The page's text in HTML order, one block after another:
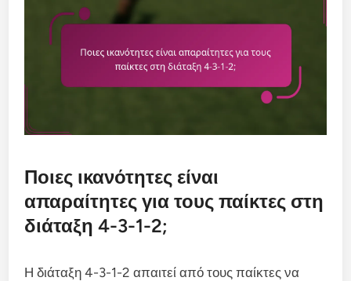
Ποιες ικανότητες είναι
απαραίτητες για τους παίκτες στη
διάταξη 4-3-1-2;
Η διάταξη 4-3-1-2 απαιτεί από τους παίκτες να